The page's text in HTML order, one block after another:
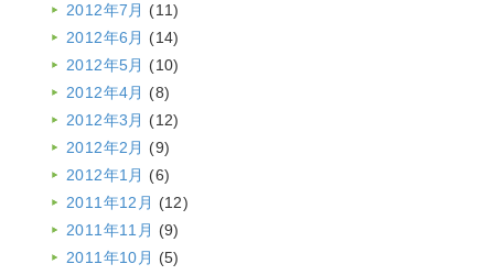
2012年7月 (11)
2012年6月 (14)
2012年5月 (10)
2012年4月 (8)
2012年3月 (12)
2012年2月 (9)
2012年1月 (6)
2011年12月 (12)
2011年11月 (9)
2011年10月 (5)